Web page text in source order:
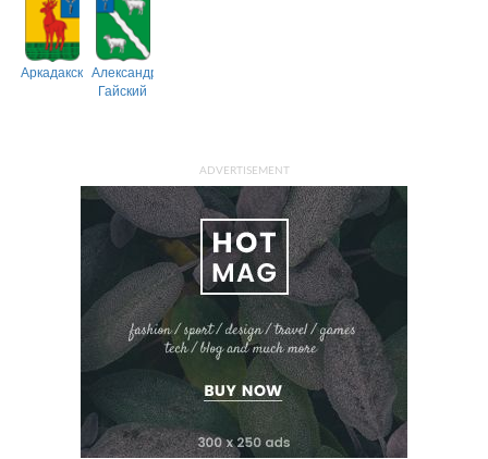
АркадакскийАлександрово-
Гайский
ADVERTISEMENT